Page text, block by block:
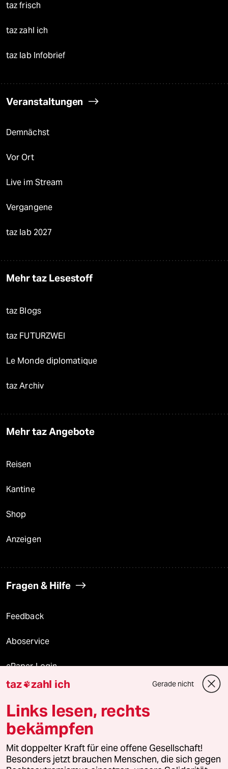
taz frisch
taz zahl ich
taz lab Infobrief
Veranstaltungen
Demnächst
Vor Ort
Live im Stream
Vergangene
taz lab 2027
Mehr taz Lesestoff
taz Blogs
taz FUTURZWEI
Le Monde diplomatique
taz Archiv
Mehr taz Angebote
Reisen
Kantine
Shop
Anzeigen
Fragen & Hilfe
Feedback
Aboservice
ePaper Login
Downloads für Abonnierende
© 2026 taz Verlags und Vertriebs GmbH
Alle Rechte vorbehalten. Bei rechtlichen Fragen oder für Genehmigungen
wenden Sie sich bitte an
lizenzen@taz.de
taz zahl ich Gerade nicht
Links lesen, rechts
bekämpfen
Mit doppelter Kraft für eine offene Gesellschaft!
Besonders jetzt brauchen Menschen, die sich gegen